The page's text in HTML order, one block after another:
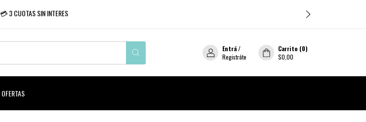
💳 3 CUOTAS SIN INTERES
Entrá /
Registráte
Carrito (0)
$0,00
OFERTAS